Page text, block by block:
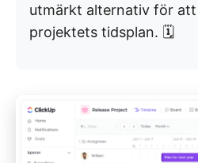
utmärkt alternativ för
projektets tidsplan. 🗓️